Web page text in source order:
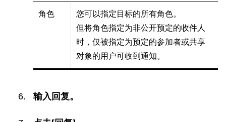
角色
您可以指定目标的所有角色。
但将角色指定为非公开预定的收件人
时，仅被指定为预定的参加者或共享
对象的用户可收到通知。
输入回复。